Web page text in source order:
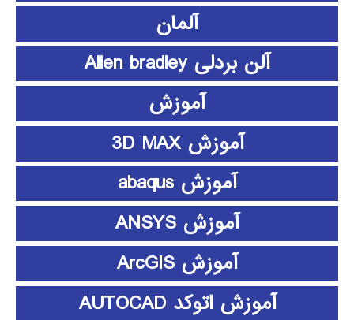
آلمان
آلن بردلی Allen bradley
آموزش
آموزش 3D MAX
آموزش abaqus
آموزش ANSYS
آموزش ArcGIS
آموزش اتوکد AUTOCAD